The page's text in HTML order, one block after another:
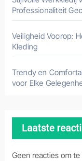
Professionaliteit
Veiligheid Voorop:
Kleding
Trendy en
voor Elke
Laatste
Geen reacties om